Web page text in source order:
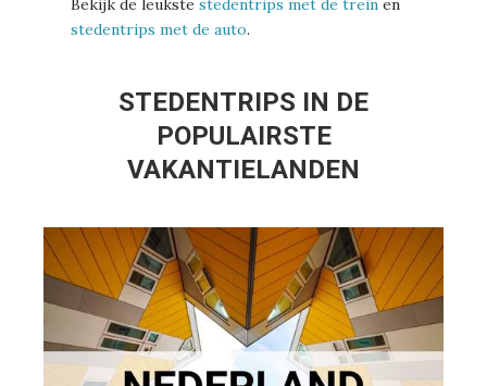
Bekijk de leukste stedentrips met de trein en
stedentrips met de auto.
STEDENTRIPS IN DE
POPULAIRSTE
VAKANTIELANDEN